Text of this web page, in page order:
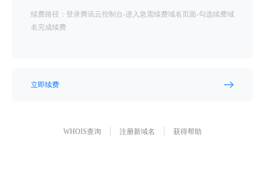
续费路径：登录腾讯云控制台-进入急需续费域名页面-勾选续费域
名完成续费
立即续费
WHOIS查询 注册新域名 获得帮助